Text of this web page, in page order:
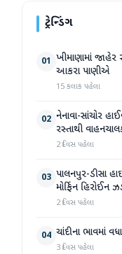
ટ્રેન્ડિંગ
01 ખીમાણામાં જાહેર
આકરા પાણીએ
15 કલાક પહેલા
02 નેનાવા-સાંચોર
રસ્તાથી
2 દિવસ પહેલા
03 પાલનપુર-ડીસા
મોર્ફિન હિરોઈન
2 દિવસ પહેલા
04 ચાંદીના ભાવમાં
3 દિવસ પહેલા